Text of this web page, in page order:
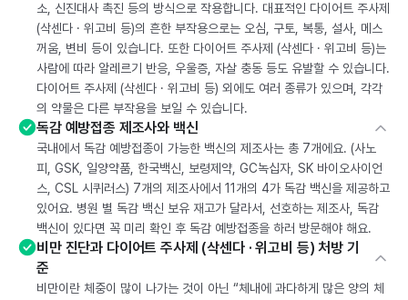
소, 신진대사 촉진 등의 방식으로 작용합니다. 대표적인 다이어트 주사제
(삭센다 · 위고비 등)의 흔한 부작용으로는 오심, 구토, 복통, 설사, 메스
꺼움, 변비 등이 있습니다. 또한 다이어트 주사제 (삭센다 · 위고비 등)는
사람에 따라 알레르기 반응, 우울증, 자살 충동 등도 유발할 수 있습니다.
다이어트 주사제 (삭센다 · 위고비 등) 외에도 여러 종류가 있으며, 각각
의 약물은 다른 부작용을 보일 수 있습니다.
독감 예방접종 제조사와 백신
국내에서 독감 예방접종이 가능한 백신의 제조사는 총 7개에요. (사노
피, GSK, 일양약품, 한국백신, 보령제약, GC녹십자, SK 바이오사이언
스, CSL 시퀴러스) 7개의 제조사에서 11개의 4가 독감 백신을 제공하고
있어요. 병원 별 독감 백신 보유 재고가 달라서, 선호하는 제조사, 독감
백신이 있다면 꼭 미리 확인 후 독감 예방접종을 하러 방문해야 해요.
비만 진단과 다이어트 주사제 (삭센다 · 위고비 등) 처방 기
준
비만이란 체중이 많이 나가는 것이 아닌 “체내에 과다하게 많은 양의 체